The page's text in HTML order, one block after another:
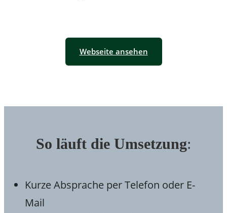
Webseite ansehen
So läuft die Umsetzung:
Kurze Absprache per Telefon oder E-
Mail